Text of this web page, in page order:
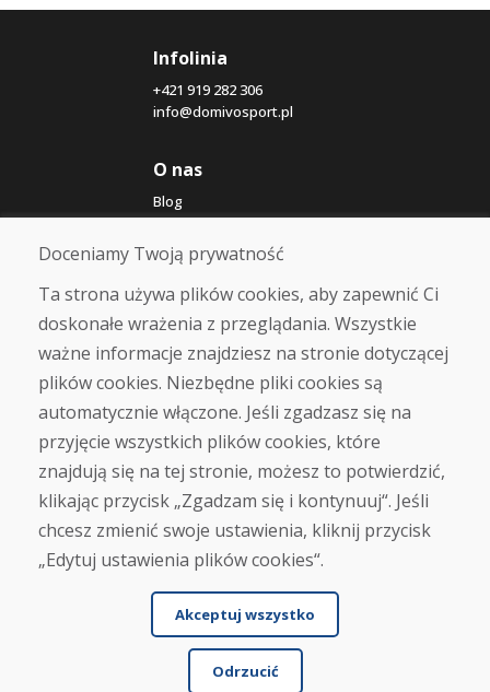
Infolinia
+421 919 282 306
info@domivosport.pl
O nas
Blog
O nas
Sklep
Kontakt
Zakup
Sklep internetowy
Warunki handlowe
Transport
Zapłata
Skarga
Zwrot i wymiana towaru
Ochrona danych osobowych
Cookies
Doceniamy Twoją prywatność
Ta strona używa plików cookies, aby zapewnić Ci
doskonałe wrażenia z przeglądania. Wszystkie
ważne informacje znajdziesz na stronie dotyczącej
plików cookies. Niezbędne pliki cookies są
automatycznie włączone. Jeśli zgadzasz się na
przyjęcie wszystkich plików cookies, które
znajdują się na tej stronie, możesz to potwierdzić,
klikając przycisk „Zgadzam się i kontynuuj“. Jeśli
chcesz zmienić swoje ustawienia, kliknij przycisk
„Edytuj ustawienia plików cookies“.
Akceptuj wszystko
Odrzucić